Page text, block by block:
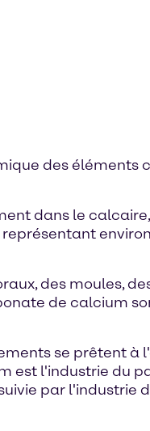
des éléments
dans le
des moules,
de calcium
se prêtent à
est l'industrie du
par l'industrie